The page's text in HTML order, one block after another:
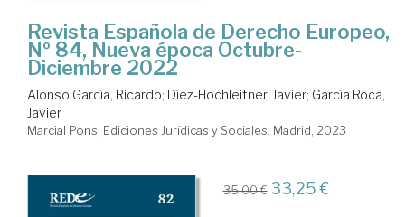
Revista Española de Derecho Europeo,
Nº 84, Nueva época Octubre-
Diciembre 2022
Alonso García, Ricardo; Díez-Hochleitner, Javier; García Roca,
Javier
Marcial Pons, Ediciones Jurídicas y Sociales. Madrid, 2023
35,00 € 33,25 €